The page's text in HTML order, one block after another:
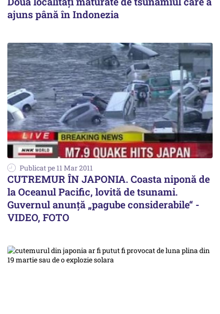
ajuns până în Indonezia
Publicat pe 11 Mar 2011
CUTREMUR ÎN JAPONIA. Coasta niponă de
la Oceanul Pacific, lovită de tsunami.
Guvernul anunţă „pagube considerabile“ -
VIDEO, FOTO